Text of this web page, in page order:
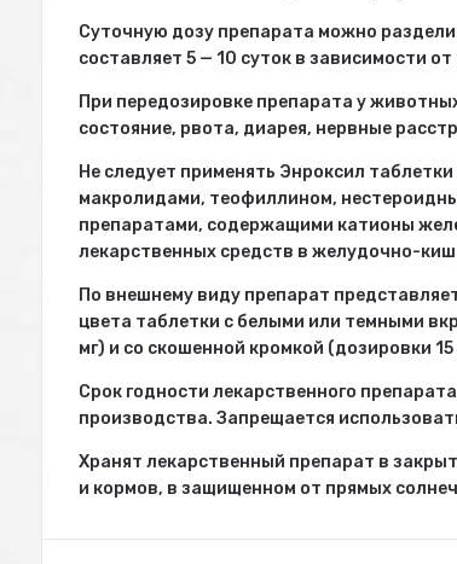
Суточную дозу препарата можно
составляет 5 — 10 суток в зависимости
При передозировке препарата у
состояние, рвота, диарея, нервные
Не следует применять Энроксил
макролидами, теофиллином,
препаратами, содержащими катионы
лекарственных средств в желудочно-
По внешнему виду препарат
цвета таблетки с белыми или темными
мг) и со скошенной кромкой (дозировки 15
Срок годности лекарственного
производства. Запрещается
Хранят лекарственный препарат в
и кормов, в защищенном от прямых